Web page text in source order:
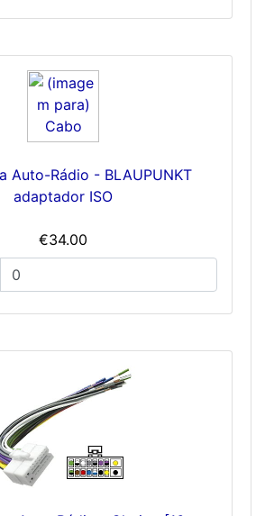
Auto-Rádio - BLAUPUNKT
adaptador ISO
€34.00